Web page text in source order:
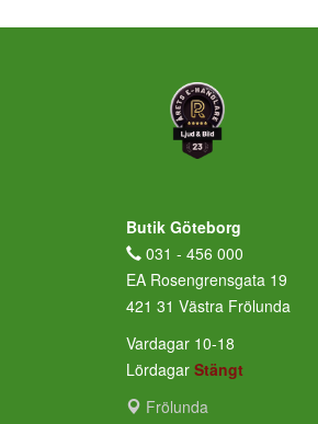
Butik Göteborg
031 - 456 000
EA Rosengrensgata 19
421 31 Västra Frölunda
Vardagar 10-18
Lördagar Stängt
Frölunda